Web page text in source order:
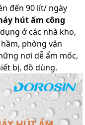
đến 90 lít/ ngày
hút ẩm công
ở các nhà kho,
phòng vận
nơi dễ ẩm mốc,
bị, đồ dùng.